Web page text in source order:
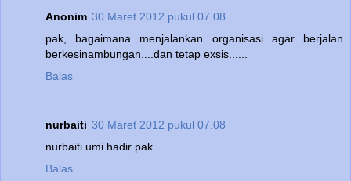
Anonim 30 Maret 2012 pukul 07.08
pak, bagaimana menjalankan organisasi agar berjalan
berkesinambungan....dan tetap exsis......
Balas
nurbaiti 30 Maret 2012 pukul 07.08
nurbaiti umi hadir pak
Balas